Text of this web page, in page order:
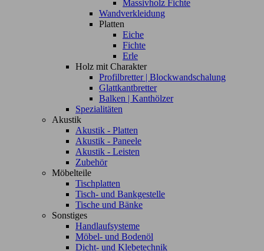
Massivholz Fichte
Wandverkleidung
Platten
Eiche
Fichte
Erle
Holz mit Charakter
Profilbretter | Blockwandschalung
Glattkantbretter
Balken | Kanthölzer
Spezialitäten
Akustik
Akustik - Platten
Akustik - Paneele
Akustik - Leisten
Zubehör
Möbelteile
Tischplatten
Tisch- und Bankgestelle
Tische und Bänke
Sonstiges
Handlaufsysteme
Möbel- und Bodenöl
Dicht- und Klebetechnik